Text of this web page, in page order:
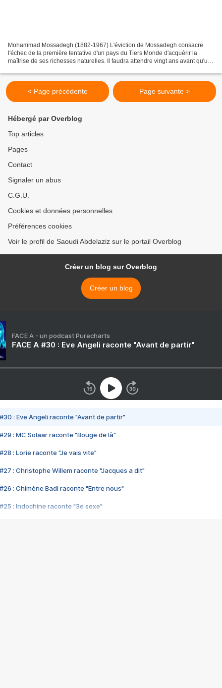
Mohammad Mossadegh (1882-1967) L'éviction de Mossadegh consacre
l'échec de la première tentative d'un pays du Tiers Monde d'acquérir la
maîtrise de ses richesses naturelles. Il faudra attendre vingt ans avant qu'un
< Page précédente Page suivante >
Hébergé par Overblog
Top articles
Pages
Contact
Signaler un abus
C.G.U.
Cookies et données personnelles
Préférences cookies
Voir le profil de Saoudi Abdelaziz sur le portail Overblog
Créer un blog sur Overblog
Créer un blog
FACE A - un podcast Purecharts
FACE A #30 : Eve Angeli raconte "Avant de partir"
#30 : Eve Angeli raconte "Avant de partir"
#29 : MC Solaar raconte "Bouge de là"
#28 : Lorie raconte "Je vais vite"
#27 : Christophe Willem raconte "Jacques a dit"
#26 : Chimène Badi raconte "Entre nous"
#25 : Indochine raconte "3e sexe"